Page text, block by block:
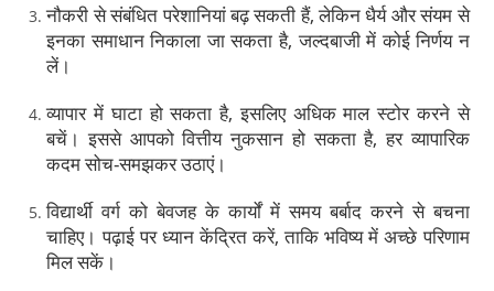
नौकरी से संबंधित परेशानियां बढ़ सकती हैं, लेकिन धैर्य और संयम से
इनका समाधान निकाला जा सकता है, जल्दबाजी में कोई निर्णय न
लें।
व्यापार में घाटा हो सकता है, इसलिए अधिक माल स्टोर करने से
बचें। इससे आपको वित्तीय नुकसान हो सकता है, हर व्यापारिक
कदम सोच-समझकर उठाएं।
विद्यार्थी वर्ग को बेवजह के कार्यों में समय बर्बाद करने से बचना
चाहिए। पढ़ाई पर ध्यान केंद्रित करें, ताकि भविष्य में अच्छे परिणाम
मिल सकें।